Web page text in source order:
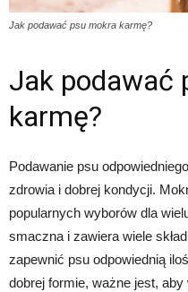
Jak podawać psu mokra karmę?
Jak podawać
karmę?
Podawanie psu
zdrowia i dobrej kondycji.
popularnych wyborów dla
smaczna i zawiera wiele
zapewnić psu odpowiednią
dobrej formie, ważne jest, aby